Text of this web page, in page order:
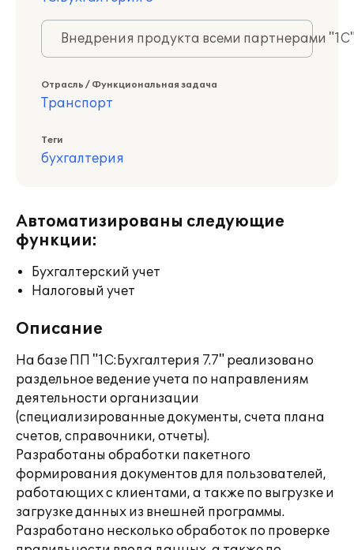
Внедрения продукта всеми партнерами
Отрасль / Функциональная задача
Транспорт
Теги
бухгалтерия
Автоматизированы следующие
функции:
Бухгалтерский учет
Налоговый учет
Описание
На базе ПП "1С:Бухгалтерия 7.7" реализовано
раздельное ведение учета по направлениям
деятельности организации
(специализированные документы, счета плана
счетов, справочники, отчеты).
Разработаны обработки пакетного
формирования документов для пользователей,
работающих с клиентами, а также по выгрузке и
загрузке данных из внешней программы.
Разработано несколько обработок по проверке